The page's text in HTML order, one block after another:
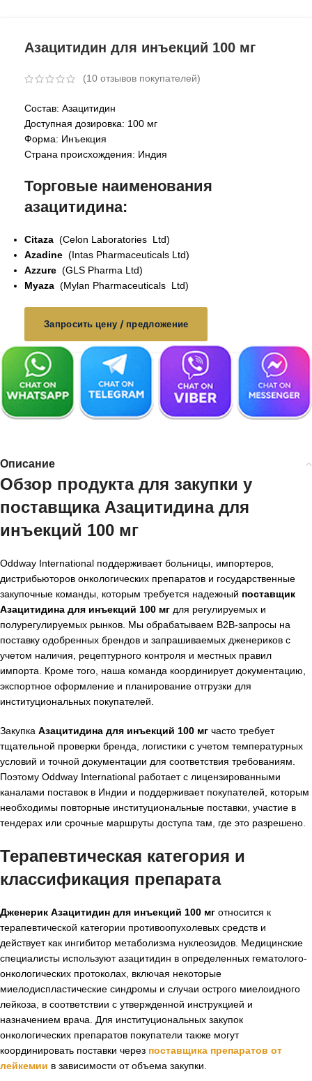
Азацитидин для инъекций 100 мг
(10 отзывов покупателей)
Состав: Азацитидин
Доступная дозировка: 100 мг
Форма: Инъекция
Страна происхождения: Индия
Торговые наименования
азацитидина:
Citaza (Celon Laboratories Ltd)
Azadine (Intas Pharmaceuticals Ltd)
Azzure (GLS Pharma Ltd)
Myaza (Mylan Pharmaceuticals Ltd)
Запросить цену / предложение
Описание
Обзор продукта для закупки у
поставщика Азацитидина для
инъекций 100 мг
Oddway International поддерживает больницы, импортеров,
дистрибьюторов онкологических препаратов и государственные
закупочные команды, которым требуется надежный поставщик
Азацитидина для инъекций 100 мг для регулируемых и
полурегулируемых рынков. Мы обрабатываем B2B-запросы на
поставку одобренных брендов и запрашиваемых дженериков с
учетом наличия, рецептурного контроля и местных правил
импорта. Кроме того, наша команда координирует документацию,
экспортное оформление и планирование отгрузки для
институциональных покупателей.
Закупка Азацитидина для инъекций 100 мг часто требует
тщательной проверки бренда, логистики с учетом температурных
условий и точной документации для соответствия требованиям.
Поэтому Oddway International работает с лицензированными
каналами поставок в Индии и поддерживает покупателей, которым
необходимы повторные институциональные поставки, участие в
тендерах или срочные маршруты доступа там, где это разрешено.
Терапевтическая категория и
классификация препарата
Дженерик Азацитидин для инъекций 100 мг относится к
терапевтической категории противоопухолевых средств и
действует как ингибитор метаболизма нуклеозидов. Медицинские
специалисты используют азацитидин в определенных гематолого-
онкологических протоколах, включая некоторые
миелодиспластические синдромы и случаи острого миелоидного
лейкоза, в соответствии с утвержденной инструкцией и
назначением врача. Для институциональных закупок
онкологических препаратов покупатели также могут
координировать поставки через поставщика препаратов от
лейкемии в зависимости от объема закупки.